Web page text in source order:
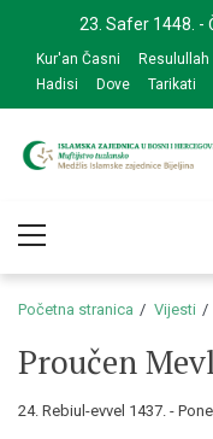
navigation
content
23. Safer 1448. -
Kur'an Časni Resulullah
Hadisi
Dove Tarikati
Menu
Početna stranica Vijesti
Proučen
24. Rebiul-evvel 1437. -